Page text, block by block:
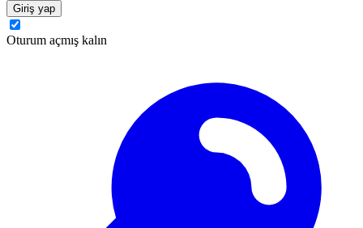
Giriş yap
Oturum açmış kalın